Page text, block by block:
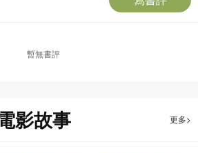
暫無書評
影故事 更多>